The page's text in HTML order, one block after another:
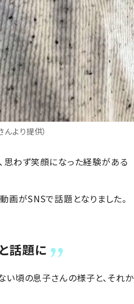
より提供）
思わず笑顔になった経験がある
がSNSで話題となりました。
話題に
頃の息子さんの様子と、それか